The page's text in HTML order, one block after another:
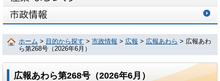
ホーム > 目的から探す > 市政情報 > 広報 > 広報あわら > 広報あわ
ら第268号（2026年6月）
広報あわら第268号（2026年6月）